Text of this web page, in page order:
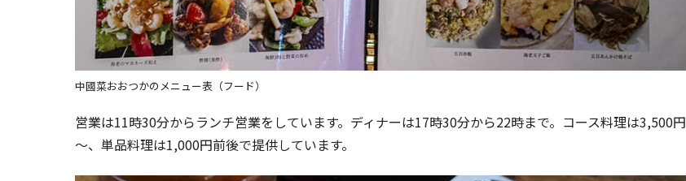
中國菜おおつかのメニュー表（フード）
営業は11時30分からランチ営業をしています。ディナーは17時30分から22時まで。コース料理は3,500円
～、単品料理は1,000円前後で提供しています。